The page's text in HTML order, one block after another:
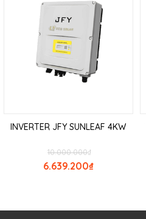
INVERTER JFY SUNLEAF 4KW
₫
10.000.000
₫
6.639.200